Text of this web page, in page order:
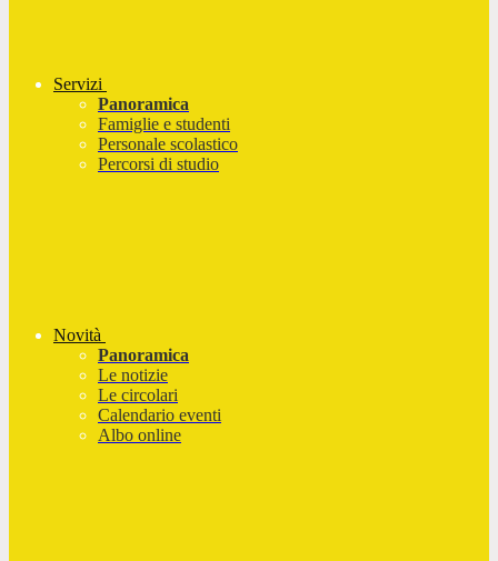
Servizi
Panoramica
Famiglie e studenti
Personale scolastico
Percorsi di studio
Novità
Panoramica
Le notizie
Le circolari
Calendario eventi
Albo online